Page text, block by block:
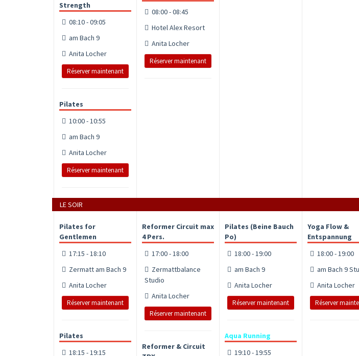
Strength
08:10 - 09:05
am Bach 9
Anita Locher
Réserver maintenant
Pilates
10:00 - 10:55
am Bach 9
Anita Locher
Réserver maintenant
08:00 - 08:45
Hotel Alex Resort
Anita Locher
Réserver maintenant
LE SOIR
Pilates for
Gentlemen
17:15 - 18:10
Zermatt am Bach 9
Anita Locher
Réserver maintenant
Pilates
18:15 - 19:15
Reformer Circuit max
4 Pers.
17:00 - 18:00
Zermattbalance
Studio
Anita Locher
Réserver maintenant
Reformer & Circuit
Pilates (Beine Bauch
Po)
18:00 - 19:00
am Bach 9
Anita Locher
Réserver maintenant
Aqua Running
19:10 - 19:55
Yoga Flow &
Entspannung
18:00 - 19:00
am Bach 9
Anita Locher
Réserver